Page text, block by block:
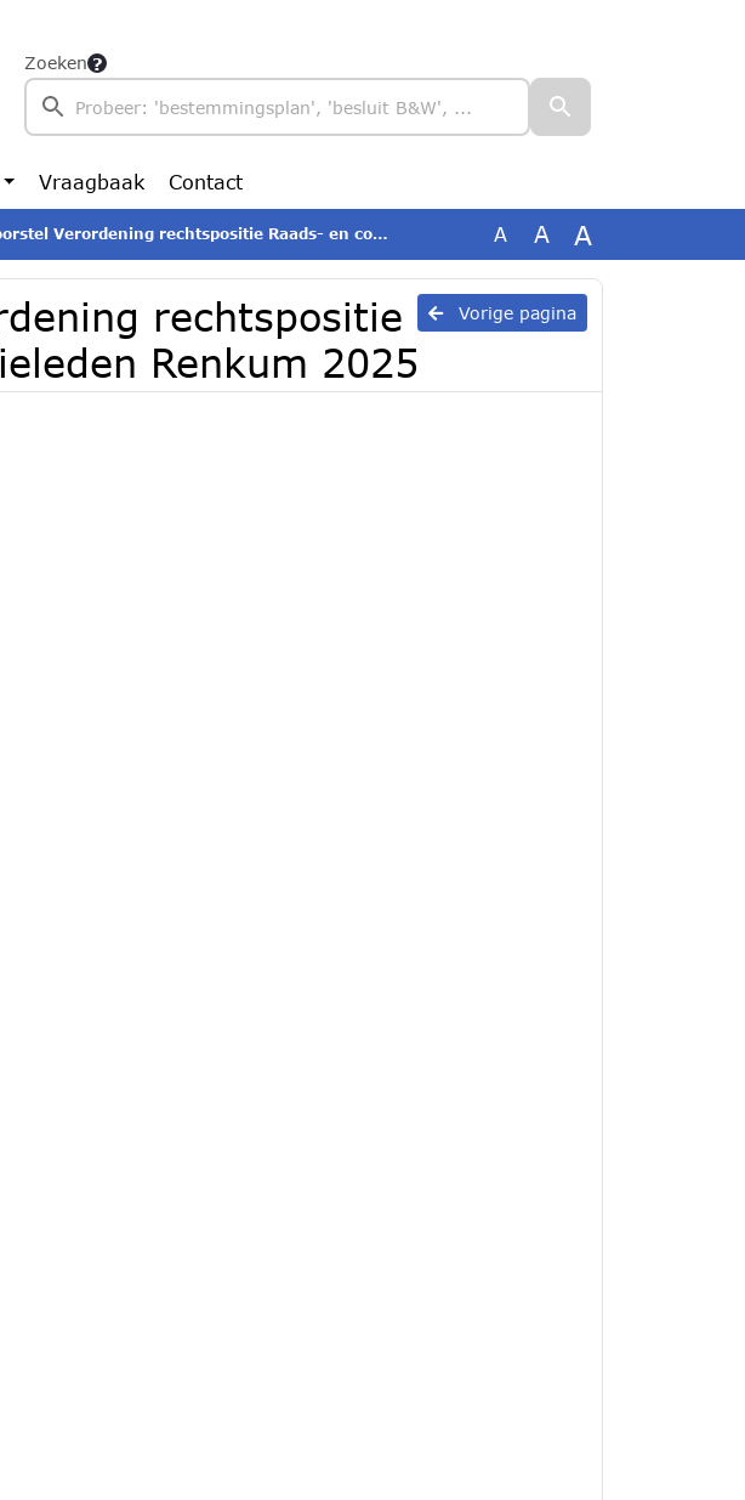
Zoeken
Vraagbaak Contact
Verordening rechtspositie Raads- en commissieleden Renkum 2025 A A A
Vorige pagina
rechtspositie
Renkum 2025